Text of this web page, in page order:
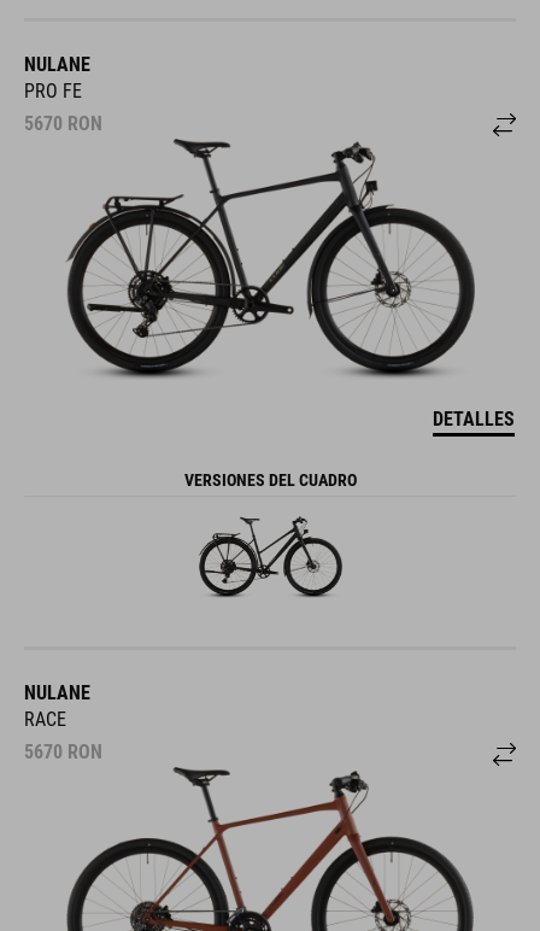
NULANE
PRO FE
5670 RON
DETALLES
VERSIONES DEL CUADRO
NULANE
RACE
5670 RON